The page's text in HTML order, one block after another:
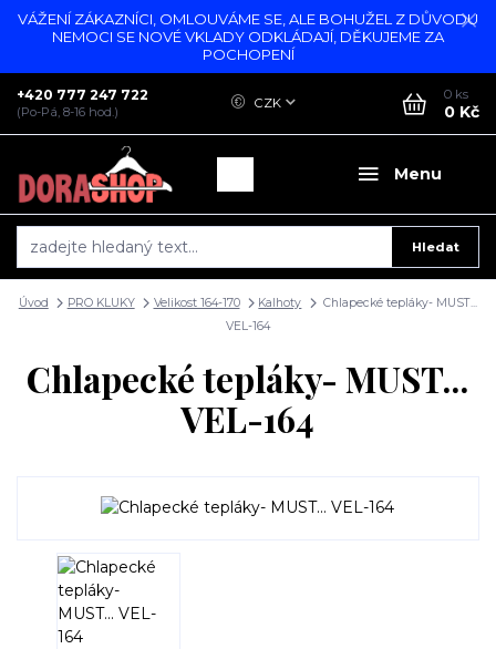
VÁŽENÍ ZÁKAZNÍCI, OMLOUVÁME SE, ALE BOHUŽEL Z DŮVODU
NEMOCI SE NOVÉ VKLADY ODKLÁDAJÍ, DĚKUJEME ZA
POCHOPENÍ
Menu
CZK
Hledat
+420 777 247 722
(Po-Pá, 8-16 hod.)
0 ks
0 Kč
Úvod PRO KLUKY Velikost 164-170 Kalhoty
Chlapecké tepláky- MUST...
VEL-164
Chlapecké tepláky- MUST...
VEL-164